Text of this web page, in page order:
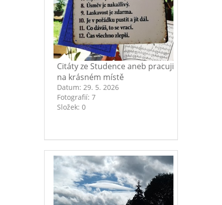
Citáty ze Studence aneb pracuji
na krásném místě
Datum: 29. 5. 2026
Fotografií: 7
Složek: 0